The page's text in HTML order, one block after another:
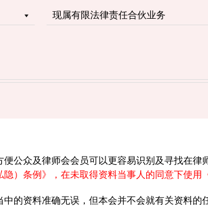
公众及律师会会员可以更容易识别及寻找在律
）条例》，在未取得资料当事人的同意下使用
的资料准确无误，但本会并不会就有关资料的